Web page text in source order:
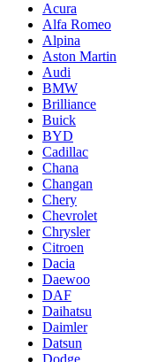
Acura
Alfa Romeo
Alpina
Aston Martin
Audi
BMW
Brilliance
Buick
BYD
Cadillac
Chana
Changan
Chery
Chevrolet
Chrysler
Citroen
Dacia
Daewoo
DAF
Daihatsu
Daimler
Datsun